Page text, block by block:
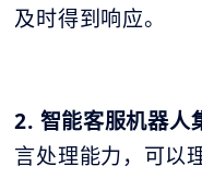
及时得到响应。
2. 智能客服机器人
言处理能力，可以